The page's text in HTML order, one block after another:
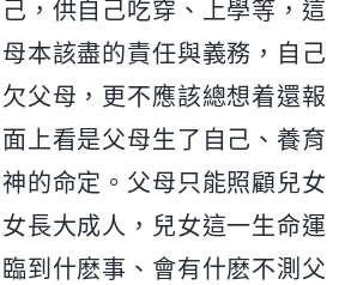
，供自己吃穿、上學等，這
本該盡的責任與義務，自己
父母，更不應該總想着還報
上看是父母生了自己、養育
的命定。父母只能照顧兒女
長大成人，兒女這一生命運
到什麽事、會有什麽不測父